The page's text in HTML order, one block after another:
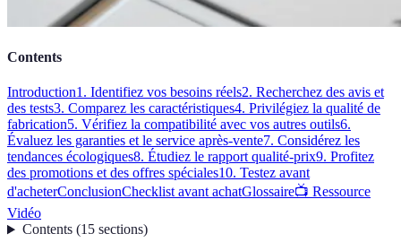
Contents
Introduction1. Identifiez vos besoins réels2. Recherchez des avis et
des tests3. Comparez les caractéristiques4. Privilégiez la qualité de
fabrication5. Vérifiez la compatibilité avec vos autres outils6.
Évaluez les garanties et le service après-vente7. Considérez les
tendances écologiques8. Étudiez le rapport qualité-prix9. Profitez
des promotions et des offres spéciales10. Testez avant
d'acheterConclusionChecklist avant achatGlossaire📺 Ressource
Vidéo
Contents(15 sections)